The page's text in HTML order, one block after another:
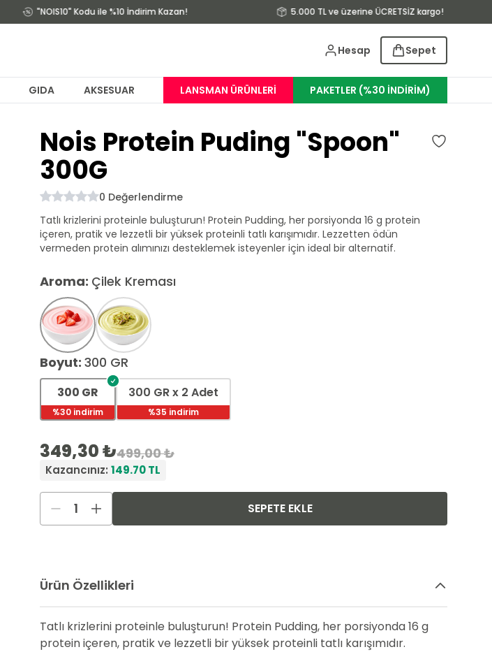
"NOIS10" Kodu ile %10 İndirim Kazan! 5.000 TL ve üzerine ÜCRETSİZ kargo!
Hesap Sepet
GIDA AKSESUAR LANSMAN ÜRÜNLERI PAKETLER (%30 İNDİRİM)
Nois Protein Puding "Spoon"
300G
0 Değerlendirme
Tatlı krizlerini proteinle buluşturun! Protein Pudding, her porsiyonda 16 g protein
içeren, pratik ve lezzetli bir yüksek proteinli tatlı karışımıdır. Lezzetten ödün
vermeden protein alımınızı desteklemek isteyenler için ideal bir alternatif.
Aroma: Çilek Kreması
Boyut: 300 GR
300 GR
%30 indirim
300 GR x 2 Adet
%35 indirim
349,30 ₺499,00 ₺
Kazancınız: 149.70TL
1 SEPETE EKLE
Ürün Özellikleri
Tatlı krizlerini proteinle buluşturun! Protein Pudding, her porsiyonda 16 g
protein içeren, pratik ve lezzetli bir yüksek proteinli tatlı karışımıdır.